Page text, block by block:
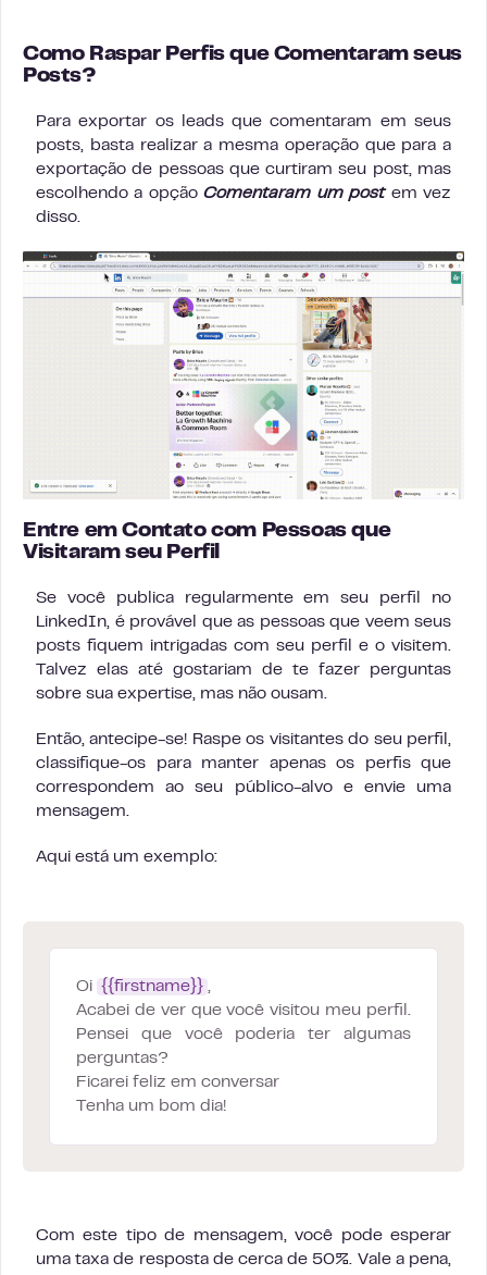
Como Raspar Perfis que Comentaram seus
Posts?
Para exportar os leads que comentaram em seus
posts, basta realizar a mesma operação que para a
exportação de pessoas que curtiram seu post, mas
escolhendo a opçãoComentaram um postem vez
disso.
Entre em Contato com Pessoas que
Visitaram seu Perfil
Se você publica regularmente em seu perfil no
LinkedIn, é provável que as pessoas que veem seus
posts fiquem intrigadas com seu perfil e o visitem.
Talvez elas até gostariam de te fazer perguntas
sobre sua expertise, mas não ousam.
Então, antecipe-se! Raspe os visitantes do seu perfil,
classifique-os para manter apenas os perfis que
correspondem ao seu público-alvo e envie uma
mensagem.
Aqui está um exemplo:
Oi {{firstname}} ,
Acabei de ver que você visitou meu perfil.
Pensei que você poderia ter algumas
perguntas?
Ficarei feliz em conversar
Tenha um bom dia!
Com este tipo de mensagem, você pode esperar
uma taxa de resposta de cerca de 50%. Vale a pena,